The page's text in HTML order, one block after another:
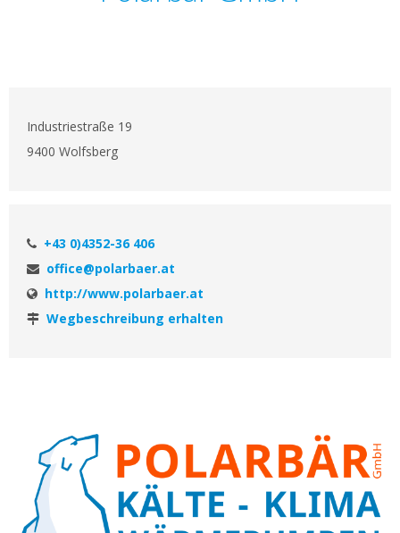
Industriestraße 19
9400 Wolfsberg
+43 0)4352-36 406
office@polarbaer.at
http://www.polarbaer.at
Wegbeschreibung erhalten